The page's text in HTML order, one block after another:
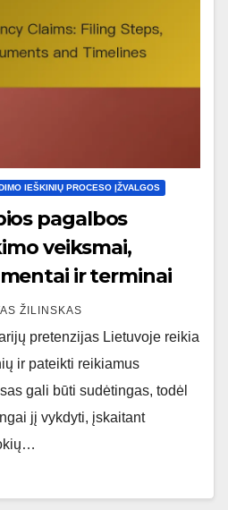
IEŠKINIŲ PROCESO ĮŽVALGOS
pagalbos
veiksmai,
ir terminai
ŽILINSKAS
pretenzijas Lietuvoje reikia
ir pateikti reikiamus
gali būti sudėtingas, todėl
jį vykdyti, įskaitant